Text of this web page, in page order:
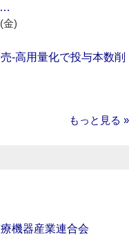
…
金)
‐高用量化で投与本数削
もっと見る »
機器産業連合会